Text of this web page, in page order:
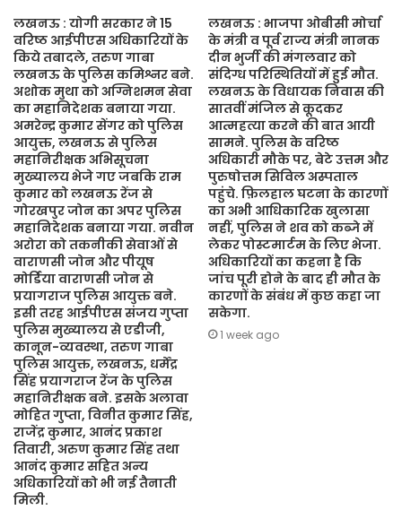
लखनऊ : योगी सरकार ने 15
वरिष्ठ आईपीएस अधिकारियों के
किये तबादले, तरुण गाबा
लखनऊ के पुलिस कमिश्नर बने.
अशोक मुथा को अग्निशमन सेवा
का महानिदेशक बनाया गया.
अमरेन्द्र कुमार सेंगर को पुलिस
आयुक्त, लखनऊ से पुलिस
महानिरीक्षक अभिसूचना
मुख्यालय भेजे गए जबकि राम
कुमार को लखनऊ रेंज से
गोरखपुर जोन का अपर पुलिस
महानिदेशक बनाया गया. नवीन
अरोरा को तकनीकी सेवाओं से
वाराणसी जोन और पीयूष
मोर्डिया वाराणसी जोन से
प्रयागराज पुलिस आयुक्त बने.
इसी तरह आईपीएस संजय गुप्ता
पुलिस मुख्यालय से एडीजी,
कानून-व्यवस्था, तरुण गाबा
पुलिस आयुक्त, लखनऊ, धर्मेंद्र
सिंह प्रयागराज रेंज के पुलिस
महानिरीक्षक बने. इसके अलावा
मोहित गुप्ता, विनीत कुमार सिंह,
राजेंद्र कुमार, आनंद प्रकाश
तिवारी, अरुण कुमार सिंह तथा
आनंद कुमार सहित अन्य
अधिकारियों को भी नई तैनाती
मिली.
लखनऊ : भाजपा ओबीसी मोर्चा
के मंत्री व पूर्व राज्य मंत्री नानक
दीन भुर्जी की मंगलवार को
संदिग्ध परिस्थितियों में हुई मौत.
लखनऊ के विधायक निवास की
सातवीं मंजिल से कूदकर
आत्महत्या करने की बात आयी
सामने. पुलिस के वरिष्ठ
अधिकारी मौके पर, बेटे उत्तम और
पुरुषोत्तम सिविल अस्पताल
पहुंचे. फ़िलहाल घटना के कारणों
का अभी आधिकारिक खुलासा
नहीं, पुलिस ने शव को कब्जे में
लेकर पोस्टमार्टम के लिए भेजा.
अधिकारियों का कहना है कि
जांच पूरी होने के बाद ही मौत के
कारणों के संबंध में कुछ कहा जा
सकेगा.
1 week ago